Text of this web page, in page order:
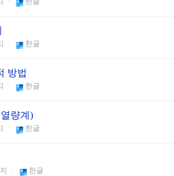
ㆍ 한글
방법
ㆍ 한글
량계)
ㆍ 한글
ㆍ 한글